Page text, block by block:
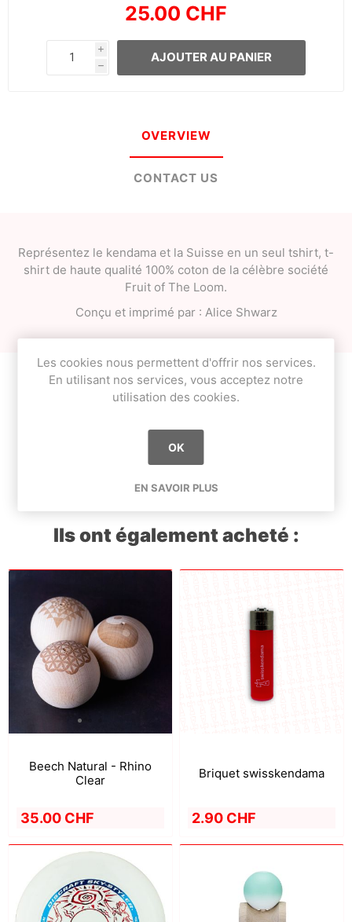
25.00 CHF
i
h
AJOUTER AU PANIER
OVERVIEW
CONTACT US
Représentez le kendama et la Suisse en un seul tshirt, t-
shirt de haute qualité 100% coton de la célèbre société
Fruit of The Loom.
Conçu et imprimé par : Alice Shwarz
Tags du produit
goodies
Ils ont également acheté :
Beech Natural - Rhino
Clear
35.00 CHF
Briquet swisskendama
2.90 CHF
Les cookies nous permettent d'offrir nos services.
En utilisant nos services, vous acceptez notre
utilisation des cookies.
OK
EN SAVOIR PLUS